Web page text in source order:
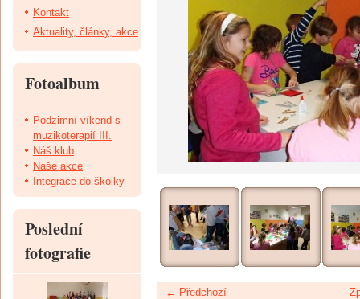
← Předchozí
Kontakt
Aktuality, články, akce
Fotoalbum
Podzimní víkend s
muzikoterapií III.
Náš klub
Naše akce
Integrace do školky
Poslední
fotografie